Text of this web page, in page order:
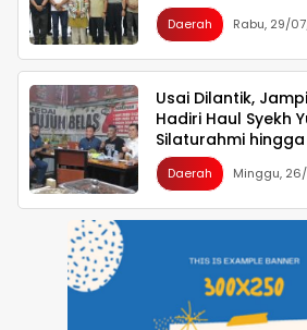
Daerah Rabu, 29/
Usai Dilantik,
Hadiri Haul Syekh
Silaturahmi
Makassar
Daerah Minggu,